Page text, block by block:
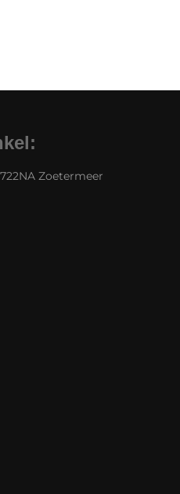
Zoetermeer